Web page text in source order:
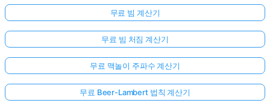
무료 빔 계산기
무료 빔 처짐 계산기
무료 맥놀이 주파수 계산기
무료 Beer-Lambert 법칙 계산기